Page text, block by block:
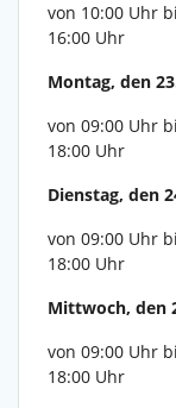
von 10:00 Uhr
16:00 Uhr
Montag, den
von 09:00 Uhr
18:00 Uhr
Dienstag, den
von 09:00 Uhr
18:00 Uhr
Mittwoch, den
von 09:00 Uhr
18:00 Uhr